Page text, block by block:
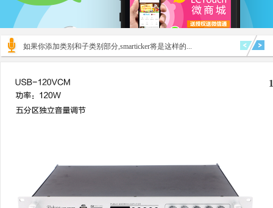
如果你添加类别和子类别部分,smarticker将是这样的...